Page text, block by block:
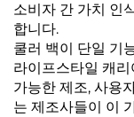
소비자 간 가치 인
합니다.
쿨러 백이 단일 기
라이프스타일 캐
가능한 제조, 사용
는 제조사들이 이